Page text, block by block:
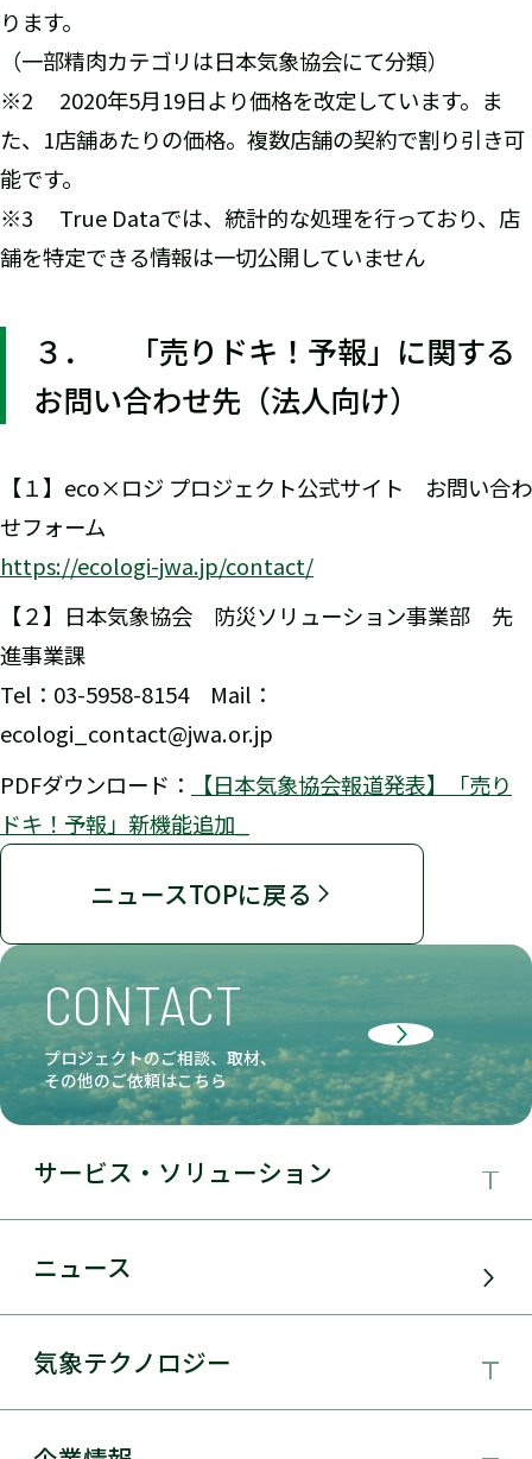
ります。
（一部精肉カテゴリは日本気象協会にて分類）
※2 2020年5月19日より価格を改定しています。ま
た、1店舗あたりの価格。複数店舗の契約で割り引き可
能です。
※3 True Dataでは、統計的な処理を行っており、店
舗を特定できる情報は一切公開していません
３． 「売りドキ！予報」に関する
お問い合わせ先（法人向け）
【１】eco×ロジ プロジェクト公式サイト お問い合わ
せフォーム
https://ecologi-jwa.jp/contact/
【２】日本気象協会 防災ソリューション事業部 先
進事業課
Tel：03-5958-8154 Mail：
ecologi_contact@jwa.or.jp
PDFダウンロード：
【日本気象協会報道発表】「売り
ドキ！予報」新機能追加_
ニュースTOPに戻る
CONTACT
プロジェクトのご相談、取材、
その他のご依頼はこちら
サービス・ソリューション
事業領域
サービス・ソリューション
ニュース
気象テクノロジー
気象テクノロジー